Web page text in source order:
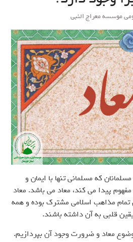
موسسه معراج النبی
که مسلمانی تنها با ایمان و
مفهوم پیدا می کند، معاد می باشد. معاد
مذاهب اسلامی مشترک بوده و همه
قلبی به آن داشته باشند.
معاد و ضرورت وجود آن بپردازیم.